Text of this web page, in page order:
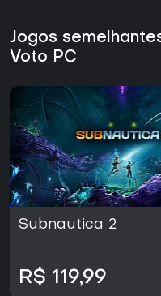
Jogos
Voto PC
Subnautica 2
R$ 119,99